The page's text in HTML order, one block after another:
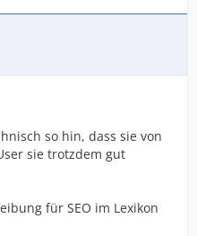
so hin, dass sie von
sie trotzdem gut
für SEO im Lexikon